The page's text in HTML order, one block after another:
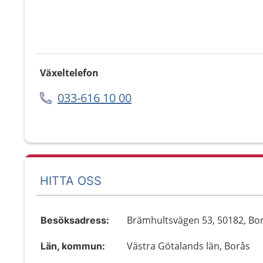
Växeltelefon
033-616 10 00
HITTA OSS
Besöksadress: Brämhultsvägen 53, 50182,
Län, kommun: Västra Götalands län, Borås